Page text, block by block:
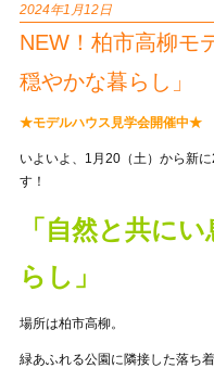
2024年1月12日
NEW！柏市高柳モ
穏やかな暮らし」
★モデルハウス見学会開催中★
いよいよ、1月20（土）から新
す！
「自然と共に
らし」
場所は柏市高柳。
緑あふれる公園に隣接した落ち